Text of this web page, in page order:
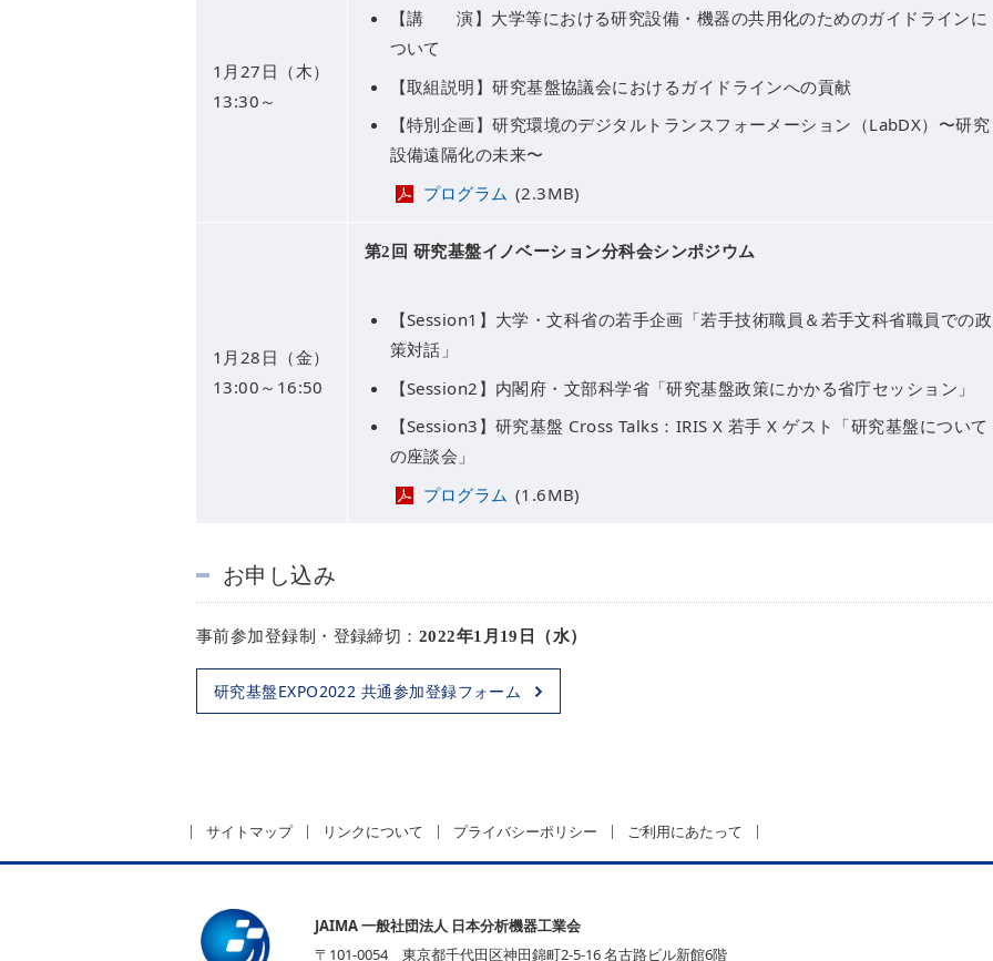
1月27日（木）
13:30～
【講 演】大学等における研究設備・機器の共用化のためのガイドラインに
ついて
【取組説明】研究基盤協議会におけるガイドラインへの貢献
【特別企画】研究環境のデジタルトランスフォーメーション（LabDX）〜研究
設備遠隔化の未来〜
プログラム (2.3MB)
1月28日（金）
13:00～16:50
第2回 研究基盤イノベーション分科会シンポジウム
【Session1】大学・文科省の若手企画「若手技術職員＆若手文科省職員での政
策対話」
【Session2】内閣府・文部科学省「研究基盤政策にかかる省庁セッション」
【Session3】研究基盤 Cross Talks：IRIS X 若手 X ゲスト「研究基盤について
の座談会」
プログラム (1.6MB)
お申し込み
事前参加登録制・登録締切： 2022年1月19日（水）
研究基盤EXPO2022 共通参加登録フォーム
サイトマップ リンクについて プライバシーポリシー ご利用にあたって
JAIMA 一般社団法人 日本分析機器工業会
〒101-0054 東京都千代田区神田錦町2-5-16 名古路ビル新館6階